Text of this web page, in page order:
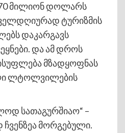
მილიონ დოლარს
ტურიზმის
დაკარგავს
და ამ დროს
მზადყოფნას
ლტოლვილების
სათაგურშიაო“ –
ჩვენზეა მორგებული.